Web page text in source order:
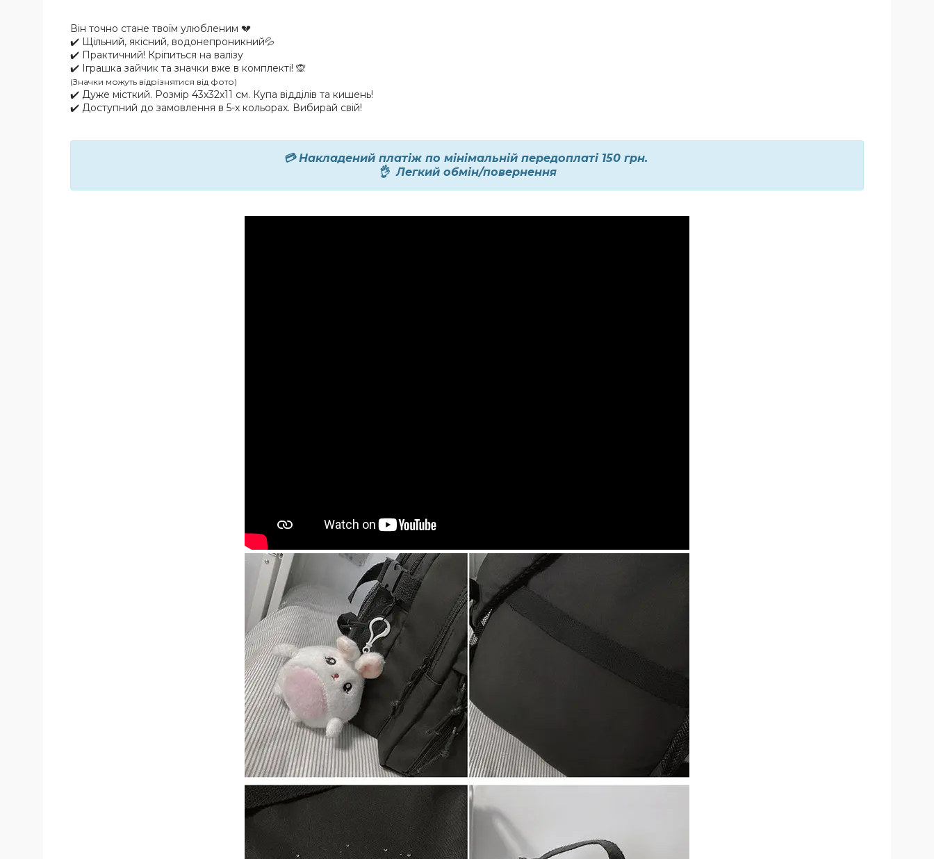
Він точно стане твоїм улюбленим 💔
✔️ Щільний, якісний, водонепроникний💦
✔️ Практичний! Кріпиться на валізу
✔️ Іграшка зайчик та значки вже в комплекті! 🙊
(Значки можуть відрізнятися від фото)
✔️ Дуже місткий. Розмір 43х32х11 см. Купа відділів та кишень!
✔️ Доступний до замовлення в 5-х кольорах. Вибирай свій!
💳 Накладений платіж по мінімальній передоплаті 150 грн.
👌 Легкий обмін/повернення